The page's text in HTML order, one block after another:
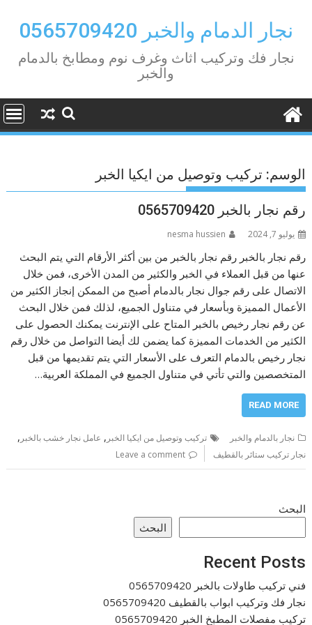
contentنجار الدمام والخبر 0565709420
نجار فك وتركيب اثاث وغرف نوم ومطابخ بالدمام
والخبر
الوسم: تركيب وتوصيل من ايكيا الخبر
رقم نجار بالخبر 0565709420
يوليو 7, 2024 nesma hussien
رقم نجار بالخبر رقم نجار بالخبر من بين أكثر الأرقام التي يتم البحث
عنها من قبل العملاء في الخبر والكثير من المدن الأخرى، فمن خلال
الاتصال على رقم جوال نجار بالدمام أصبح من الممكن إنجاز الكثير من
الأعمال المميزة وبأسعار في متناول الجميع، لذلك فمن خلال البحث
عن رقم نجار رخيص بالخبر المتاح على الإنترنت يمكنك الحصول على
الكثير من الخدمات المميزة كما يضمن لك أيضا التواصل من خلال رقم
نجار رخيص بالدمام التعرف على الأسعار التي يتم تقديمها من قبل
المتخصصين والتي تأتي في متناول الجميع في المملكة العربية…
READ MORE
نجار بالدمام والخبر تركيب وتوصيل من ايكيا الخبر , عامل نجار خشب بالخبر ,
نجار تركيب ستائر بالقطيف Leave a comment
البحث
البحث
Recent Posts
فني تركيب طاولات بالخبر 0565709420
نجار فك وتركيب ابواب بالقطيف 0565709420
تركيب مفصلات المطبخ الخبر 0565709420